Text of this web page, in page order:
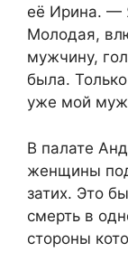
её Ирина. —
Молодая,
мужчину,
была.
уже мой
В палате
женщины
затих. Это
смерть в
стороны